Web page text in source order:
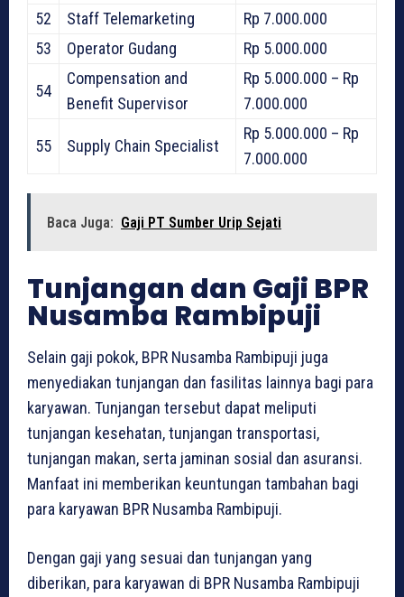
52
Staff Telemarketing
Rp 7.000.000
53
Operator Gudang Rp 5.000.000
54
Compensation and
Benefit Supervisor
Rp 5.000.000 – Rp
7.000.000
55 Supply Chain Specialist
Rp 5.000.000 – Rp
7.000.000
Baca Juga: Gaji PT Sumber Urip Sejati
Tunjangan dan Gaji BPR
Nusamba Rambipuji
Selain gaji pokok, BPR Nusamba Rambipuji juga
menyediakan tunjangan dan fasilitas lainnya bagi para
karyawan. Tunjangan tersebut dapat meliputi
tunjangan kesehatan, tunjangan transportasi,
tunjangan makan, serta jaminan sosial dan asuransi.
Manfaat ini memberikan keuntungan tambahan bagi
para karyawan BPR Nusamba Rambipuji.
Dengan gaji yang sesuai dan tunjangan yang
diberikan, para karyawan di BPR Nusamba Rambipuji